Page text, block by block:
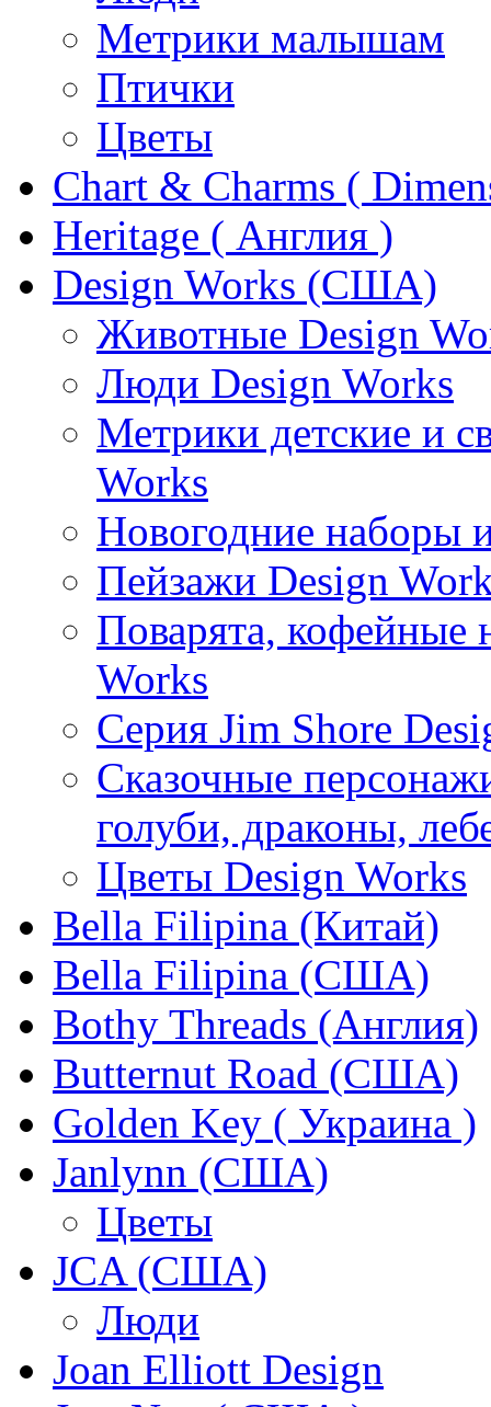
Метрики малышам
Птички
Цветы
Chart & Charms (
Heritage ( Англия )
Design Works (США)
Животные Design
Люди Design Works
Метрики детские и
Works
Новогодние наборы
Пейзажи Design
Поварята, кофейные
Works
Серия Jim Shore
Сказочные
голуби, драконы,
Цветы Design Works
Bella Filipina (Китай)
Bella Filipina (США)
Bothy Threads (Англия)
Butternut Road (США)
Golden Key ( Украина )
Janlynn (США)
Цветы
JCA (США)
Люди
Joan Elliott Design